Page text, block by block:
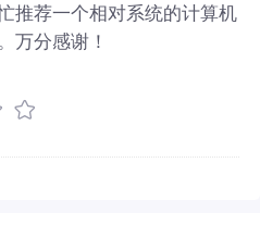
推荐一个相对系统的计算机
万分感谢！